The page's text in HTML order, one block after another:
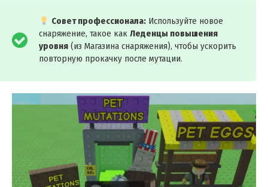
Совет профессионала: Используйте новое
снаряжение, такое как Леденцы повышения
уровня (из Магазина снаряжения), чтобы ускорить
повторную прокачку после мутации.